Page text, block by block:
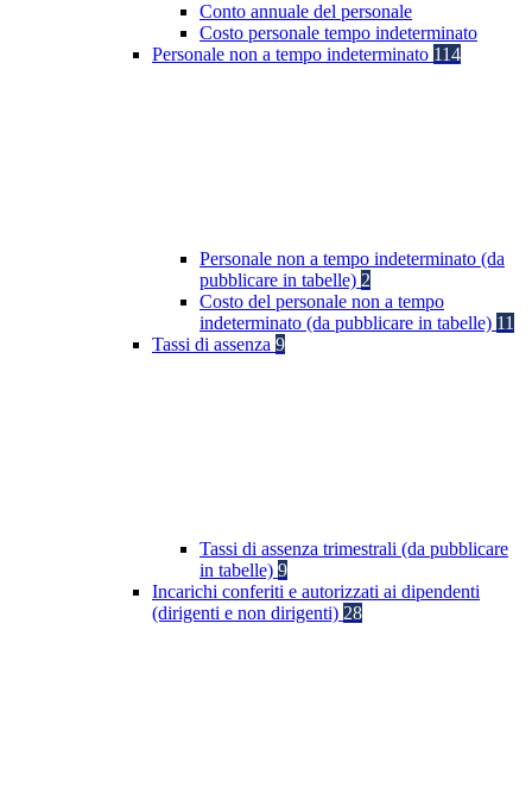
Conto annuale del personale
Costo personale tempo indeterminato
Personale non a tempo indeterminato 114
Personale non a tempo indeterminato (da
pubblicare in tabelle) 2
Costo del personale non a tempo
indeterminato (da pubblicare in tabelle) 11
Tassi di assenza 9
Tassi di assenza trimestrali (da pubblicare
in tabelle) 9
Incarichi conferiti e autorizzati ai dipendenti
(dirigenti e non dirigenti) 28